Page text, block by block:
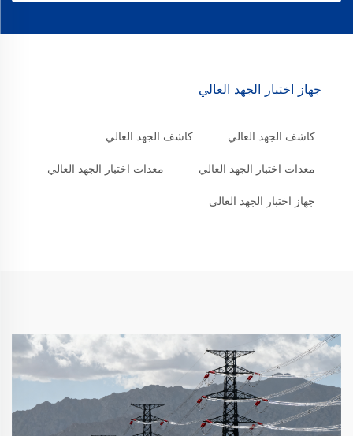
جهاز اختبار الجهد العالي
كاشف الجهد العالي كاشف الجهد العالي
معدات اختبار الجهد العالي معدات اختبار الجهد العالي
جهاز اختبار الجهد العالي